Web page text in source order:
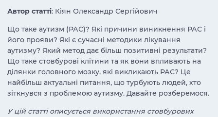
Автор статті: Кіян Олександр Сергійович
Що таке аутизм (РАС)? Які причини виникнення РАС і
його прояви? Які є сучасні методики лікування
аутизму? Який метод дає більш позитивні результати?
Що таке стовбурові клітини та як вони впливають на
ділянки головного мозку, які викликають РАС? Це
найбільш актуальні питання, що турбують людей, хто
зіткнувся з проблемою аутизму. Давайте розберемося.
У цій статті описується використання стовбурових